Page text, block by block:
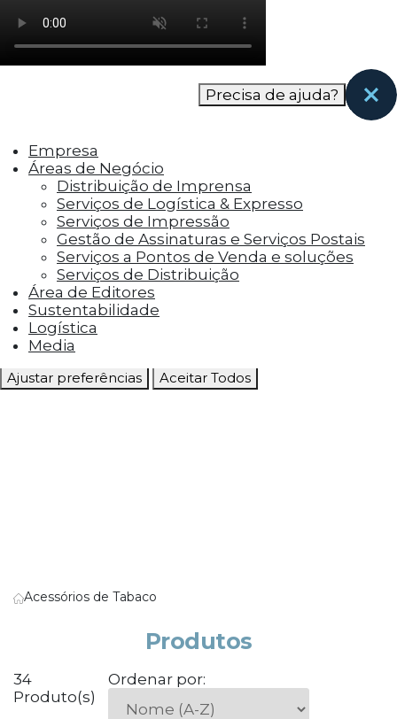
como os visitantes interagem com o site. Esses
cookies ajudam a fornecer informações sobre
as métricas do número de visitantes, taxa de
rejeição, origem do tráfego, etc.
funcionalidades, como compartilhar o
conteúdo do site em plataformas de social
media, coletar feedbacks e outros recursos de
terceiros.
Cookies Marketing
Os cookies de marketing são usados para
entregar aos visitantes anúncios
personalizados com base nas páginas que eles
visitaram antes e analisar a eficácia da
campanha publicitária.
Ajustar preferências Aceitar Todos
Precisa de ajuda?
Empresa
Áreas de Negócio
Distribuição de Imprensa
Serviços de Logística & Expresso
Serviços de Impressão
Gestão de Assinaturas e Serviços Postais
Serviços a Pontos de Venda e soluções
Serviços de Distribuição
Área de Editores
Sustentabilidade
Logística
Media
Acessórios de Tabaco
Produtos
34
Produto(s)
Ordenar por: